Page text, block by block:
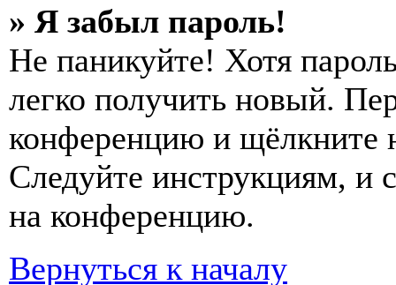
» Я забыл пароль!
Не паникуйте! Хотя
легко получить новый.
конференцию и щёлкните
Следуйте инструкциям, и
на конференцию.
Вернуться к началу